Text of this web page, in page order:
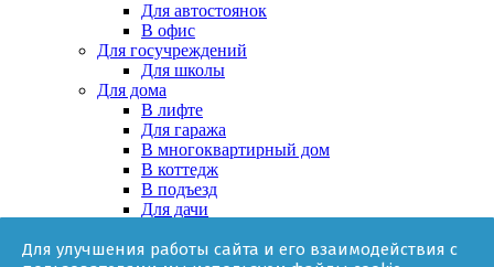
Для улучшения работы сайта и его взаимодействия с
Для автостоянок
В офис
Для госучреждений
Для школы
Для дома
В лифте
Для гаража
В многоквартирный дом
В коттедж
В подъезд
Для дачи
За няней